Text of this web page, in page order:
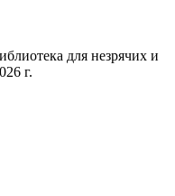
для незрячих и
г.